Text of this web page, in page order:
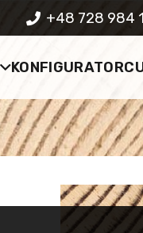
+48 728 984
KONFIGURATOR